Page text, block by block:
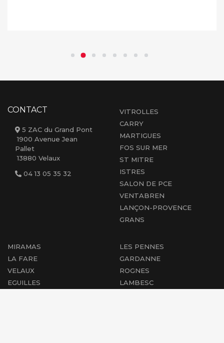
CONTACT
5 ZAC du Grand Pont
1900 Avenue Jean
Pallet
13880 Velaux
04 13 05 35 32
VITROLLES
CARRY
MARTIGUES
FOS SUR MER
ST MITRE
ISTRES
SALON DE PCE
VENTABREN
LANÇON-PROVENCE
GRANS
MIRAMAS
LA FARE
VELAUX
EGUILLES
LES PENNES
GARDANNE
ROGNES
LAMBESC